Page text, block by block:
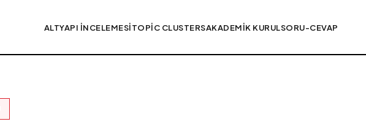
ALTYAPI İNCELEMESITOPIC CLUSTERSAKADEMIK KURULSORU-CEVAP